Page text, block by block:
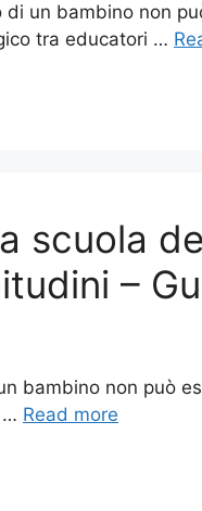
di un bambino non
tra educatori …
scuola
–
bambino non può
… Read more